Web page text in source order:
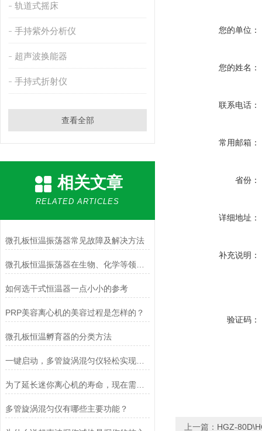
轨道式摇床
手持紫外分析仪
超声波换能器
手持式折射仪
查看全部
相关文章
RELATED ARTICLES
微孔板恒温振荡器常见故障及解决方法
如何选干式恒温器一点小小的参考
PRP美容离心机的美容过程是怎样的？
微孔板恒温孵育器的分类方法
一键启动，多管旋涡混匀仪轻松实现样品均匀混合
为了延长迷你离心机的寿命，现在需要注意以下几点
多管旋涡混匀仪有哪些主要功能？
您的单位：
您的姓名：
联系电话：
常用邮箱：
省份：
详细地址：
补充说明：
验证码：
上一篇： HGZ-